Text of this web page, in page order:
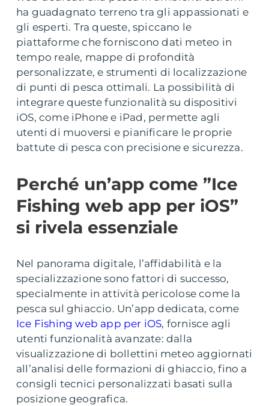
ha guadagnato terreno tra gli appassionati e
gli esperti. Tra queste, spiccano le
piattaforme che forniscono dati meteo in
tempo reale, mappe di profondità
personalizzate, e strumenti di localizzazione
di punti di pesca ottimali. La possibilità di
integrare queste funzionalità su dispositivi
iOS, come iPhone e iPad, permette agli
utenti di muoversi e pianificare le proprie
battute di pesca con precisione e sicurezza.
Perché un’app come ”Ice
Fishing web app per iOS”
si rivela essenziale
Nel panorama digitale, l’affidabilità e la
specializzazione sono fattori di successo,
specialmente in attività pericolose come la
pesca sul ghiaccio. Un’app dedicata, come
Ice Fishing web app per iOS, fornisce agli
utenti funzionalità avanzate: dalla
visualizzazione di bollettini meteo aggiornati
all’analisi delle formazioni di ghiaccio, fino a
consigli tecnici personalizzati basati sulla
posizione geografica.